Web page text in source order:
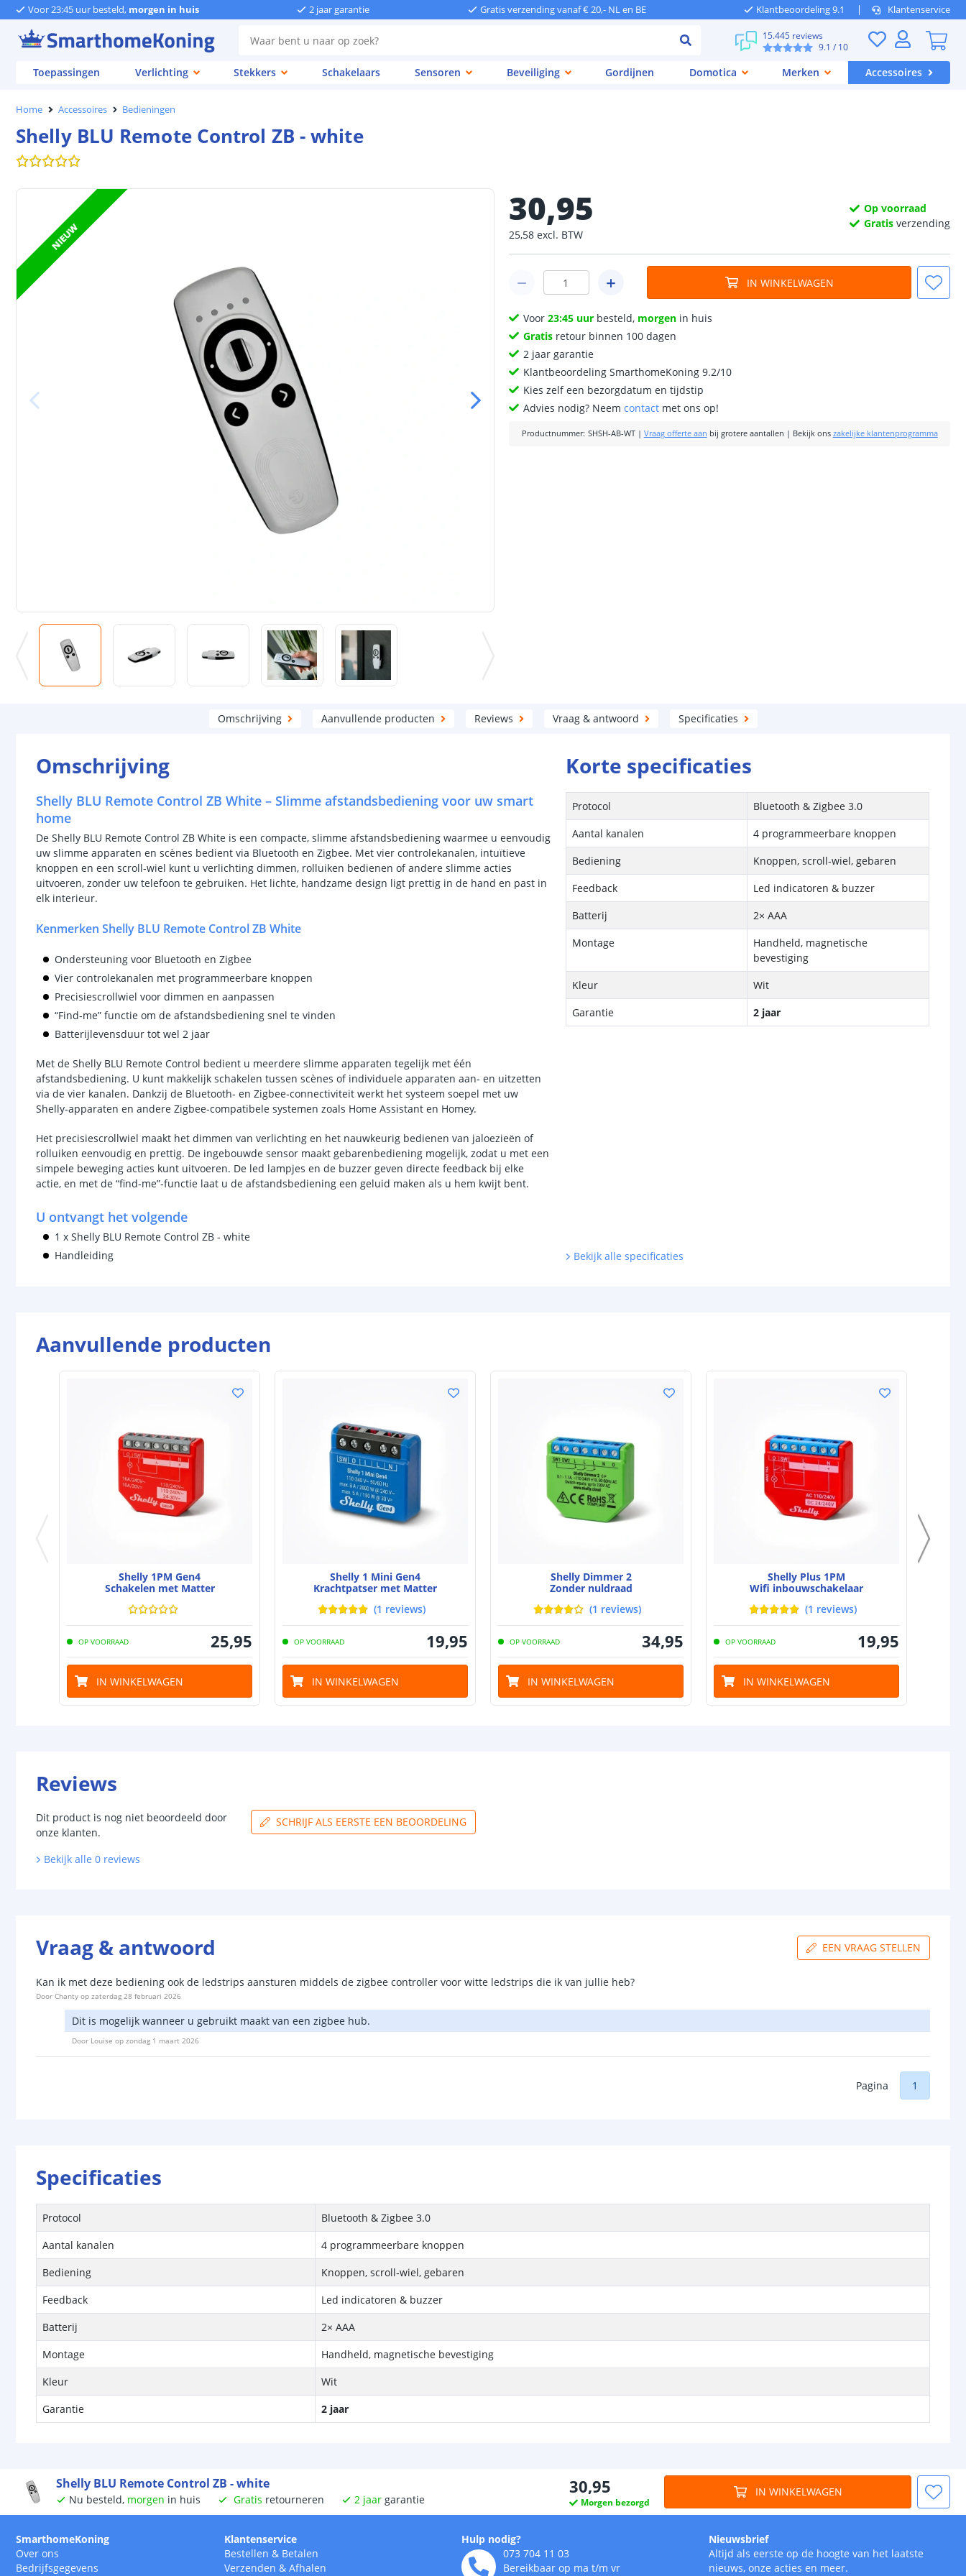
Voor 23:45 uur besteld, morgen in huis 2 jaar garantie Gratis verzending vanaf € 20,- NL en BE Klantbeoordeling 9.1 Klantenservice
15.445 reviews
9.1 / 10
Toepassingen Verlichting Stekkers Schakelaars Sensoren Beveiliging Gordijnen Domotica Merken Accessoires
Home Accessoires Bedieningen
Shelly BLU Remote Control ZB - white
NIEUW
30,95
25,58 excl. BTW
Op voorraad
Gratis verzending
IN WINKELWAGEN
Voor23:45 uur besteld, morgen in huis
Gratis retour binnen 100 dagen
2 jaar garantie
Klantbeoordeling SmarthomeKoning 9.2/10
Kies zelf een bezorgdatum en tijdstip
Advies nodig? Neemcontact met ons op!
Productnummer: SHSH-AB-WT| Vraag offerte aan bij grotere aantallen | Bekijk ons zakelijke klantenprogramma
Omschrijving Aanvullende producten Reviews Vraag & antwoord Specificaties
Omschrijving
Shelly BLU Remote Control ZB White – Slimme afstandsbediening voor uw smart
home
De Shelly BLU Remote Control ZB White is een compacte, slimme afstandsbediening waarmee u eenvoudig
uw slimme apparaten en scènes bedient via Bluetooth en Zigbee. Met vier controlekanalen, intuïtieve
knoppen en een scroll‑wiel kunt u verlichting dimmen, rolluiken bedienen of andere slimme acties
uitvoeren, zonder uw telefoon te gebruiken. Het lichte, handzame design ligt prettig in de hand en past in
elk interieur.
Kenmerken Shelly BLU Remote Control ZB White
Ondersteuning voor Bluetooth en Zigbee
Vier controlekanalen met programmeerbare knoppen
Precisiescrollwiel voor dimmen en aanpassen
“Find‑me” functie om de afstandsbediening snel te vinden
Batterijlevensduur tot wel 2 jaar
Met de Shelly BLU Remote Control bedient u meerdere slimme apparaten tegelijk met één
afstandsbediening. U kunt makkelijk schakelen tussen scènes of individuele apparaten aan‑ en uitzetten
via de vier kanalen. Dankzij de Bluetooth‑ en Zigbee‑connectiviteit werkt het systeem soepel met uw
Shelly‑apparaten en andere Zigbee‑compatibele systemen zoals Home Assistant en Homey.
Het precisiescrollwiel maakt het dimmen van verlichting en het nauwkeurig bedienen van jaloezieën of
rolluiken eenvoudig en prettig. De ingebouwde sensor maakt gebarenbediening mogelijk, zodat u met een
simpele beweging acties kunt uitvoeren. De led lampjes en de buzzer geven directe feedback bij elke
actie, en met de “find‑me”‑functie laat u de afstandsbediening een geluid maken als u hem kwijt bent.
U ontvangt het volgende
1 x Shelly BLU Remote Control ZB - white
Handleiding
Korte specificaties
Protocol
Bluetooth & Zigbee 3.0
Aantal kanalen
4 programmeerbare knoppen
Bediening
Knoppen, scroll‑wiel, gebaren
Feedback
Led indicatoren & buzzer
Batterij
2× AAA
Montage
Handheld, magnetische
bevestiging
Kleur
Wit
Garantie
2 jaar
Bekijk alle specificaties
Aanvullende producten
Shelly 1PM Gen4
Schakelen met Matter
OP VOORRAAD 25,95
IN WINKELWAGEN
Shelly 1 Mini Gen4
Krachtpatser met Matter
(1 reviews)
OP VOORRAAD 19,95
IN WINKELWAGEN
Shelly Dimmer 2
Zonder nuldraad
(1 reviews)
OP VOORRAAD 34,95
IN WINKELWAGEN
Shelly Plus 1PM
Wifi inbouwschakelaar
(1 reviews)
OP VOORRAAD 19,95
IN WINKELWAGEN
Reviews
Dit product is nog niet beoordeeld door
onze klanten.
SCHRIJF ALS EERSTE EEN BEOORDELING
Bekijk alle 0 reviews
Vraag & antwoord EEN VRAAG STELLEN
Kan ik met deze bediening ook de ledstrips aansturen middels de zigbee controller voor witte ledstrips die ik van jullie heb?
Door Chanty op zaterdag 28 februari 2026
Dit is mogelijk wanneer u gebruikt maakt van een zigbee hub.
Door Louise op zondag 1 maart 2026
Pagina 1
Specificaties
Protocol
Bluetooth & Zigbee 3.0
Aantal kanalen
4 programmeerbare knoppen
Bediening
Knoppen, scroll‑wiel, gebaren
Feedback
Led indicatoren & buzzer
Batterij
2× AAA
Montage
Handheld, magnetische bevestiging
Kleur
Wit
Garantie
2 jaar
Shelly BLU Remote Control ZB - white
Nu besteld, morgen in huis Gratis retourneren 2 jaar garantie
30,95
Morgen bezorgd
IN WINKELWAGEN
SmarthomeKoning
Over ons
Bedrijfsgegevens
Klantenservice
Bestellen & Betalen
Verzenden & Afhalen
Hulp nodig?
073 704 11 03
Bereikbaar op ma t/m vr
Nieuwsbrief
Altijd als eerste op de hoogte van het laatste
nieuws, onze acties en meer.